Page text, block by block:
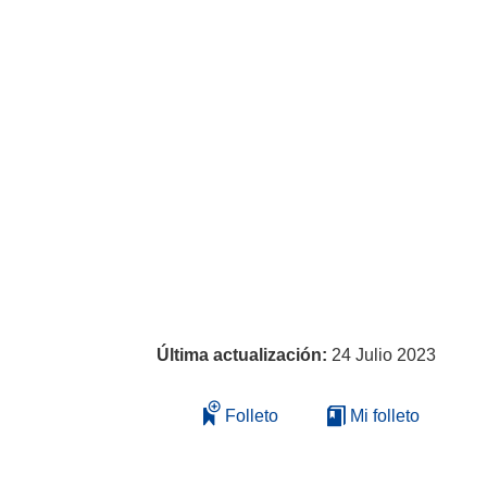
Última actualización: 24 Julio 2023
Folleto Mi folleto